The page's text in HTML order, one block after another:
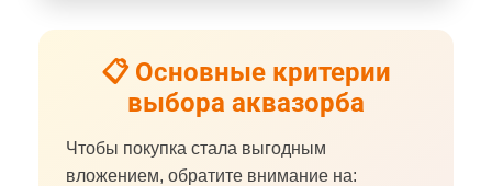
📋 Основные критерии
выбора аквазорба
Чтобы покупка стала выгодным
вложением, обратите внимание на: